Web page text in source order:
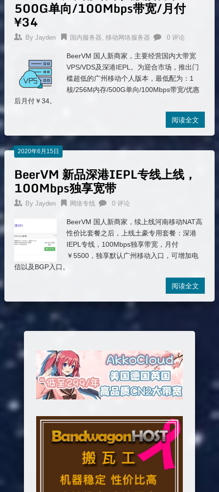
500G单向/100Mbps带宽/月付
¥34
By Jayden 国内服务器, 移动网络服务器 0 评论
BeerVM 国人新商家，主要经营国内大带宽
VPS/VDS及深港IEPL。为迎合市场，推出门
槛超低的广州移动个人版本，最低配为：1
核/256M内存/500G单向/100Mbps带宽/优惠
后月付￥34。
阅读全文
2020年6月15日
BeerVM 新品深港IEPL专线上线，
100Mbps独享宽带
By Jayden 网络专线 0 评论
BeerVM 国人新商家，续上线河南移动NAT高
性价比套餐之后，上线土豪专用套餐：深港
IEPL专线，100Mbps独享带宽，月付
￥5500，独享默认广州移动入口，可增加电
信以及BGP入口。
阅读全文